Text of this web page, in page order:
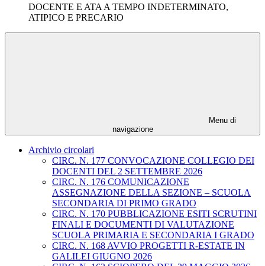
DOCENTE E ATA A TEMPO INDETERMINATO,
ATIPICO E PRECARIO
Menu di
navigazione
Archivio circolari
CIRC. N. 177 CONVOCAZIONE COLLEGIO DEI
DOCENTI DEL 2 SETTEMBRE 2026
CIRC. N. 176 COMUNICAZIONE
ASSEGNAZIONE DELLA SEZIONE – SCUOLA
SECONDARIA DI PRIMO GRADO
CIRC. N. 170 PUBBLICAZIONE ESITI SCRUTINI
FINALI E DOCUMENTI DI VALUTAZIONE
SCUOLA PRIMARIA E SECONDARIA I GRADO
CIRC. N. 168 AVVIO PROGETTI R-ESTATE IN
GALILEI GIUGNO 2026